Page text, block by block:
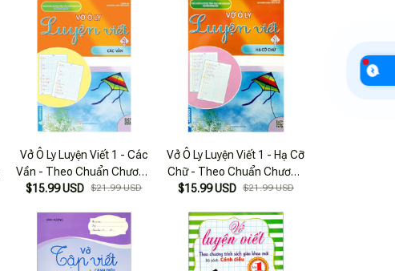
Vở Ô Ly Luyện Viết 1 - Các
Vần - Theo Chuẩn Chương
Trình Sách Giáo Khoa Mới -
$15.99 USD $21.99 USD
Vở Ô Ly Luyện Viết 1 - Hạ Cỡ
Chữ - Theo Chuẩn Chương
Trình Sách Giáo Khoa Mới -
$15.99 USD $21.99 USD